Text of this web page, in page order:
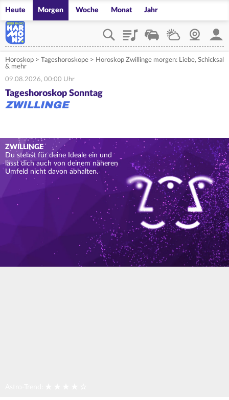
Heute Morgen Woche Monat Jahr
PlaylistVerkehrWetterWebcam
Horoskop > Tageshoroskope > Horoskop Zwillinge morgen: Liebe, Schicksal
& mehr
09.08.2026, 00:00 Uhr
Tageshoroskop Sonntag
ZWILLINGE
ZWILLINGE
Du stehst für deine Ideale ein und
lässt dich auch von deinem näheren
Umfeld nicht davon abhalten.